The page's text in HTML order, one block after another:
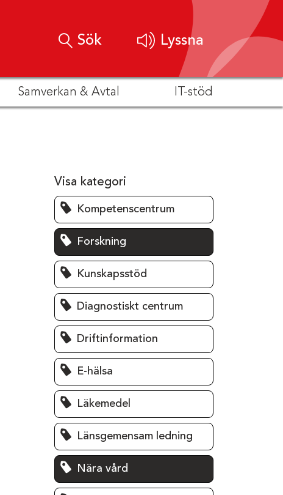
Sök Lyssna
Samverkan & Avtal IT-stöd
Visa kategori
Kompetenscentrum
Forskning
Kunskapsstöd
Diagnostiskt centrum
Driftinformation
E-hälsa
Läkemedel
Länsgemensam ledning
Nära vård